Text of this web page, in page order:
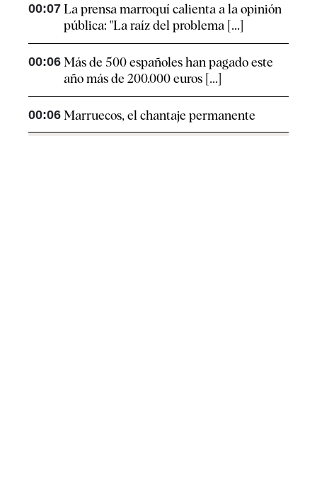
00:07 La prensa marroquí calienta a la opinión
pública: "La raíz del problema [...]
00:06 Más de 500 españoles han pagado este
año más de 200.000 euros [...]
00:06 Marruecos, el chantaje permanente